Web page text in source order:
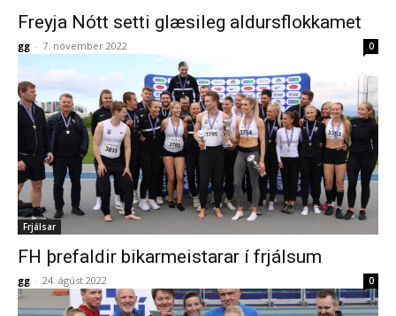
Freyja Nótt setti glæsileg aldursflokkamet
gg - 7. nóvember 2022 0
Frjálsar
FH þrefaldir bikarmeistarar í frjálsum
gg - 24. ágúst 2022 0